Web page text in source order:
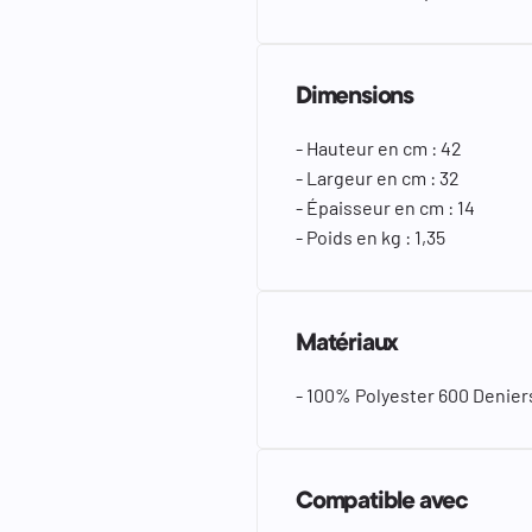
Dimensions
- Hauteur en cm : 42
- Largeur en cm : 32
- Épaisseur en cm : 14
- Poids en kg : 1,35
Matériaux
- 100% Polyester 600
Compatible avec